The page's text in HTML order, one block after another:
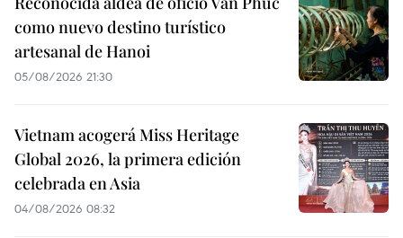
como nuevo destino turístico
artesanal de Hanoi
05/08/2026 21:30
Vietnam acogerá Miss Heritage
Global 2026, la primera edición
celebrada en Asia
04/08/2026 08:32